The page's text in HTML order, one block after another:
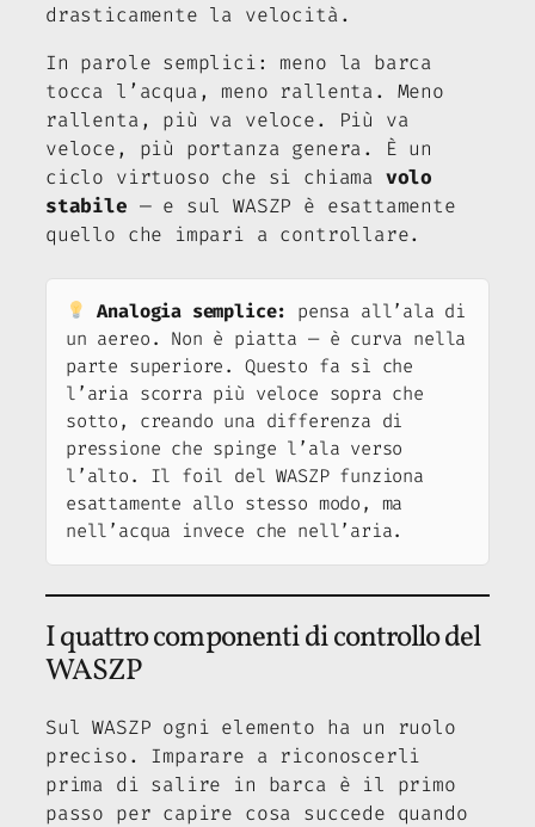
drasticamente la velocità.
In parole semplici: meno la barca
tocca l’acqua, meno rallenta. Meno
rallenta, più va veloce. Più va
veloce, più portanza genera. È un
ciclo virtuoso che si chiama volo
stabile — e sul WASZP è esattamente
quello che impari a controllare.
Analogia semplice: pensa all’ala di
un aereo. Non è piatta — è curva nella
parte superiore. Questo fa sì che
l’aria scorra più veloce sopra che
sotto, creando una differenza di
pressione che spinge l’ala verso
l’alto. Il foil del WASZP funziona
esattamente allo stesso modo, ma
nell’acqua invece che nell’aria.
I quattro componenti di controllo del
WASZP
Sul WASZP ogni elemento ha un ruolo
preciso. Imparare a riconoscerli
prima di salire in barca è il primo
passo per capire cosa succede quando